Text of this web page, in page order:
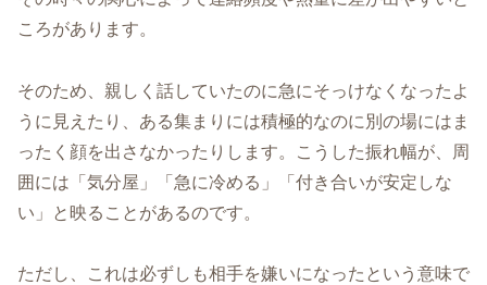
ころがあります。
そのため、親しく話していたのに急にそっけなくなったよ
うに見えたり、ある集まりには積極的なのに別の場にはま
ったく顔を出さなかったりします。こうした振れ幅が、周
囲には「気分屋」「急に冷める」「付き合いが安定しな
い」と映ることがあるのです。
ただし、これは必ずしも相手を嫌いになったという意味で